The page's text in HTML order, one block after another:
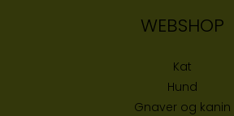
WEBSHOP
Kat
Hund
Gnaver og kanin